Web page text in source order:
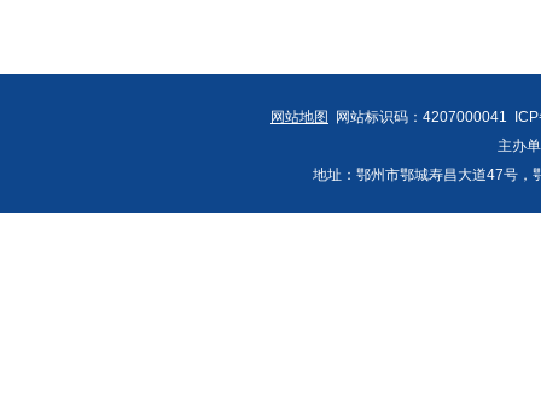
网站地图
网站标识码：4207000041
主办
地址：鄂州市鄂城寿昌大道47号